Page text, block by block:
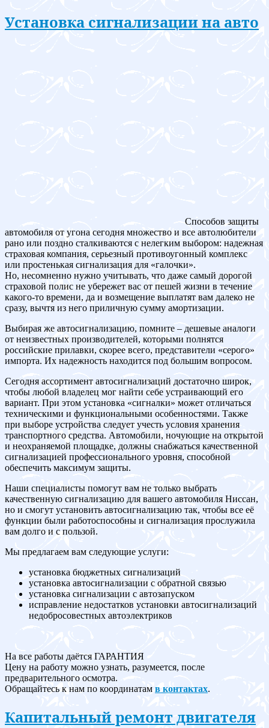
Установка сигнализации на авто
Способов защиты
автомобиля от угона сегодня множество и все автолюбители
рано или поздно сталкиваются с нелегким выбором: надежная
страховая компания, серьезный противоугонный комплекс
или простенькая сигнализация для «галочки».
Но, несомненно нужно учитывать, что даже самый дорогой
страховой полис не убережет вас от пешей жизни в течение
какого-то времени, да и возмещение выплатят вам далеко не
сразу, вычтя из него приличную сумму амортизации.
Выбирая же автосигнализацию, помните – дешевые аналоги
от неизвестных производителей, которыми полнятся
российские прилавки, скорее всего, представители «серого»
импорта. Их надежность находится под большим вопросом.
Сегодня ассортимент автосигнализаций достаточно широк,
чтобы любой владелец мог найти себе устраивающий его
вариант. При этом установка «сигналки» может отличаться
техническими и функциональными особенностями. Также
при выборе устройства следует учесть условия хранения
транспортного средства. Автомобили, ночующие на открытой
и неохраняемой площадке, должны снабжаться качественной
сигнализацией профессионального уровня, способной
обеспечить максимум защиты.
Наши специалисты помогут вам не только выбрать
качественную сигнализацию для вашего автомобиля Ниссан,
но и смогут установить автосигнализацию так, чтобы все её
функции были работоспособны и сигнализация прослужила
вам долго и с пользой.
Мы предлагаем вам следующие услуги:
установка бюджетных сигнализаций
установка автосигнализации с обратной связью
установка сигнализации с автозапуском
исправление недостатков установки автосигнализаций
недобросовестных автоэлектриков
На все работы даётся ГАРАНТИЯ
Цену на работу можно узнать, разумеется, после
предварительного осмотра.
Обращайтесь к нам по координатам в контактах.
Капитальный ремонт двигателя